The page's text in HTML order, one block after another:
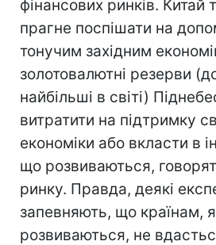
фінансових ринків. Китай
прагне поспішати на
тонучим західним
золотовалютні резерви
найбільші в світі)
витратити на підтримку
економіки або вкласти в
що розвиваються,
ринку. Правда, деякі
запевняють, що країнам,
розвиваються, не